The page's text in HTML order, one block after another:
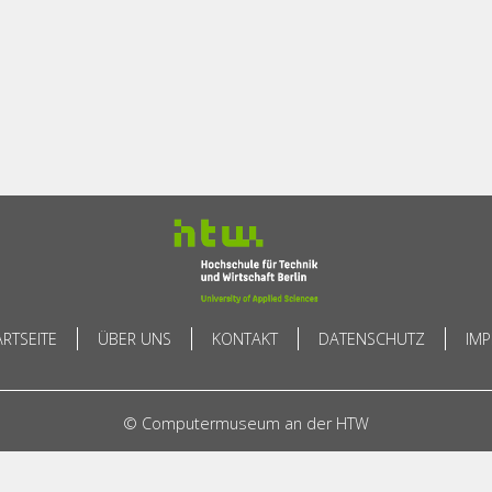
ÜBER UNS KONTAKT DATENSCHUTZ
© Computermuseum an der HTW